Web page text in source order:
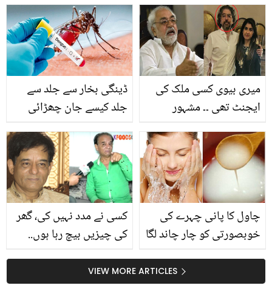
سے 5 زبردست فائدے ہوتے
ہیں؟
ہوتی ہے اور ڈاکٹر اس کا کیا
حل بتاتے ہیں؟
ڈینگی بخار سے جلد سے
جلد کیسے جان چھڑائی
گھریلو نسخے جن سے
ڈینگی بخار سے بچا جا
سکتا ہے
میری بیوی کسی ملک کی
ایجنٹ تھی ۔۔ مشہور
نے اہلیہ کو قتل کس وجہ
سے کیا؟ پولیس کے سامنے
سچ بول دیا
کسی نے مدد نہیں کی، گھر
کی چیزیں بیچ رہا ہوں..
شکار ہوگئے؟ ویڈیو نے
لوگوں کو دکھی کردیا
چاول کا پانی چہرے کی
خوبصورتی کو چار چاند لگا
VIEW MORE ARTICLES